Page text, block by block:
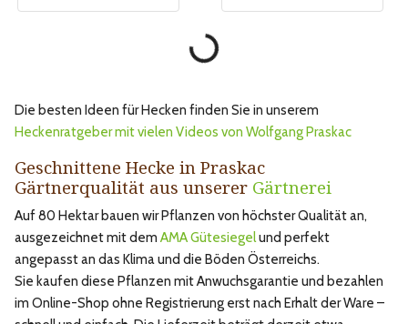
Die besten Ideen für Hecken finden Sie in unserem
Heckenratgeber mit vielen Videos von Wolfgang Praskac
Geschnittene Hecke in Praskac
Gärtnerqualität aus unserer Gärtnerei
Auf 80 Hektar bauen wir Pflanzen von höchster Qualität an,
ausgezeichnet mit dem AMA Gütesiegelund perfekt
angepasst an das Klima und die Böden Österreichs.
Sie kaufen diese Pflanzen mit Anwuchsgarantie und bezahlen
im Online-Shop ohne Registrierung erst nach Erhalt der Ware –